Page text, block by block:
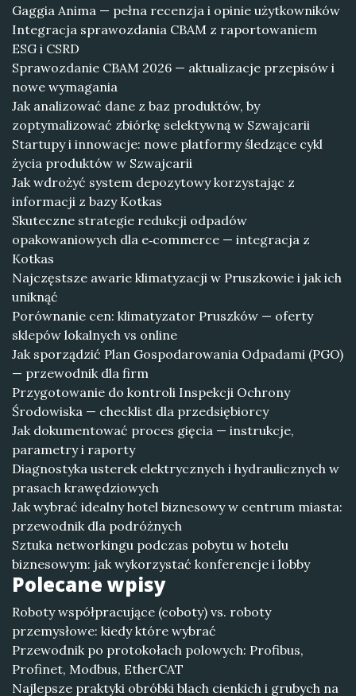
Gaggia Anima — pełna recenzja i opinie użytkowników
Integracja sprawozdania CBAM z raportowaniem
ESG i CSRD
Sprawozdanie CBAM 2026 — aktualizacje przepisów i
nowe wymagania
Jak analizować dane z baz produktów, by
zoptymalizować zbiórkę selektywną w Szwajcarii
Startupy i innowacje: nowe platformy śledzące cykl
życia produktów w Szwajcarii
Jak wdrożyć system depozytowy korzystając z
informacji z bazy Kotkas
Skuteczne strategie redukcji odpadów
opakowaniowych dla e‑commerce — integracja z
Kotkas
Najczęstsze awarie klimatyzacji w Pruszkowie i jak ich
uniknąć
Porównanie cen: klimatyzator Pruszków — oferty
sklepów lokalnych vs online
Jak sporządzić Plan Gospodarowania Odpadami (PGO)
— przewodnik dla firm
Przygotowanie do kontroli Inspekcji Ochrony
Środowiska — checklist dla przedsiębiorcy
Jak dokumentować proces gięcia — instrukcje,
parametry i raporty
Diagnostyka usterek elektrycznych i hydraulicznych w
prasach krawędziowych
Jak wybrać idealny hotel biznesowy w centrum miasta:
przewodnik dla podróżnych
Sztuka networkingu podczas pobytu w hotelu
biznesowym: jak wykorzystać konferencje i lobby
Polecane wpisy
Roboty współpracujące (coboty) vs. roboty
przemysłowe: kiedy które wybrać
Przewodnik po protokołach polowych: Profibus,
Profinet, Modbus, EtherCAT
Najlepsze praktyki obróbki blach cienkich i grubych na